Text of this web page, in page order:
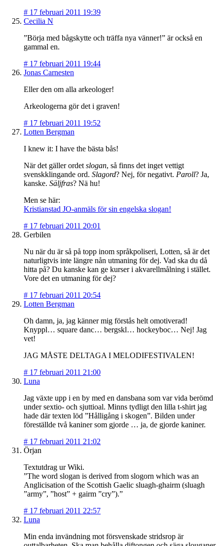
# 17 februari 2011 19:39
Cecilia N
”Börja med bågskytte och träffa nya vänner!” är också en
gammal en.
# 17 februari 2011 19:44
Jonas Carnesten
Eller den om alla arkeologer!
Arkeologerna gör det i graven!
# 17 februari 2011 19:52
Lotten Bergman
I knew it: I have the bästa bås!
När det gäller ordet slogan, så finns det inget vettigt
svenskklingande ord. Slagord? Nej, för negativt. Paroll? Ja,
kanske. Säljfras? Nä hu!
Men se här:
Kristianstad JO-anmäls för sin engelska slogan!
# 17 februari 2011 20:01
Gerbilen
Nu när du är så på topp inom språkpoliseri, Lotten, så är det
naturligtvis inte längre nån utmaning för dej. Vad ska du då
hitta på? Du kanske kan ge kurser i akvarellmålning i stället.
Vore det en utmaning för dej?
# 17 februari 2011 20:54
Lotten Bergman
Oh damn, ja, jag känner mig förstås helt omotiverad!
Knyppl… square danc… bergskl… hockeyboc… Nej! Jag
vet!
JAG MÅSTE DELTAGA I MELODIFESTIVALEN!
# 17 februari 2011 21:00
Luna
Jag växte upp i en by med en dansbana som var vida berömd
under sextio- och sjuttioal. Minns tydligt den lilla t-shirt jag
hade där texten löd ”Hålligång i skogen”. Bilden under
föreställde två kaniner som gjorde … ja, de gjorde kaniner.
# 17 februari 2011 21:02
Örjan
Textutdrag ur Wiki.
”The word slogan is derived from slogorn which was an
Anglicisation of the Scottish Gaelic sluagh-ghairm (sluagh
”army”, ”host” + gairm ”cry”).”
# 17 februari 2011 22:57
Luna
Min enda invändning mot försvenskade stridsrop är